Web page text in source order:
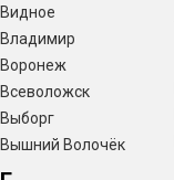
Видное
Владимир
Воронеж
Всеволожск
Выборг
Вышний Волочёк